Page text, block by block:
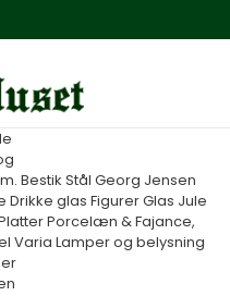
Bestik Stål Georg Jensen
Drikke glas FigurerGlas Jule
Porcelæn & Fajance,
Varia Lamper og belysning